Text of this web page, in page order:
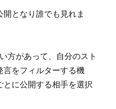
となり誰でも見れま
方があって、自分のスト
言をフィルターする機
に公開する相手を選択